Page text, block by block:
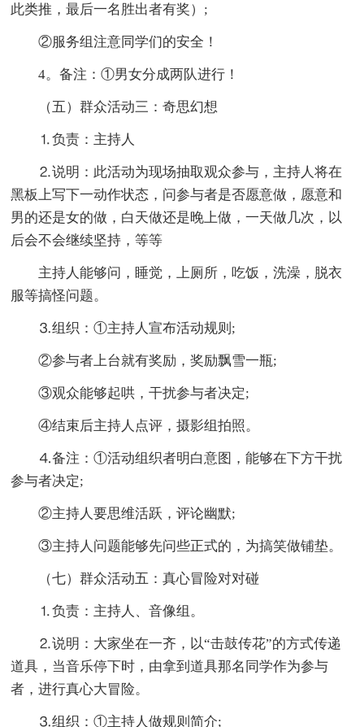
此类推，最后一名胜出者有奖）;
②服务组注意同学们的安全！
4。备注：①男女分成两队进行！
（五）群众活动三：奇思幻想
⒈负责：主持人
⒉说明：此活动为现场抽取观众参与，主持人将在
黑板上写下一动作状态，问参与者是否愿意做，愿意和
男的还是女的做，白天做还是晚上做，一天做几次，以
后会不会继续坚持，等等
主持人能够问，睡觉，上厕所，吃饭，洗澡，脱衣
服等搞怪问题。
⒊组织：①主持人宣布活动规则;
②参与者上台就有奖励，奖励飘雪一瓶;
③观众能够起哄，干扰参与者决定;
④结束后主持人点评，摄影组拍照。
⒋备注：①活动组织者明白意图，能够在下方干扰
参与者决定;
②主持人要思维活跃，评论幽默;
③主持人问题能够先问些正式的，为搞笑做铺垫。
（七）群众活动五：真心冒险对对碰
⒈负责：主持人、音像组。
⒉说明：大家坐在一齐，以“击鼓传花”的方式传递
道具，当音乐停下时，由拿到道具那名同学作为参与
者，进行真心大冒险。
⒊组织：①主持人做规则简介;